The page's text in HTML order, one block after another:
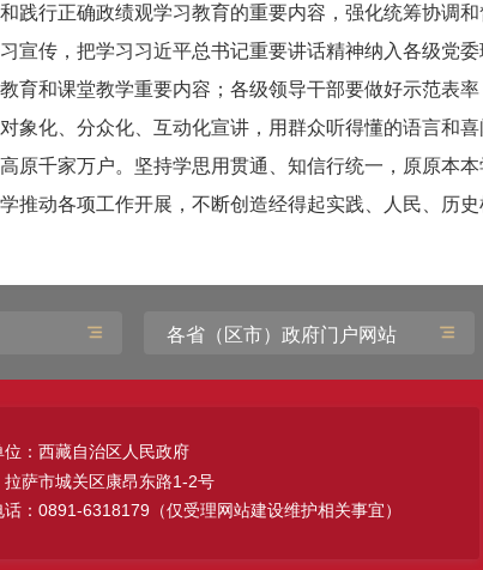
践行正确政绩观学习教育的重要内容，强化统筹协调
宣传，把学习习近平总书记重要讲话精神纳入各级党
育和课堂教学重要内容；各级领导干部要做好示范表率
象化、分众化、互动化宣讲，用群众听得懂的语言和
原千家万户。坚持学思用贯通、知信行统一，原原本
推动各项工作开展，不断创造经得起实践、人民、历史
各省（区市）政府门户网站
位：西藏自治区人民政府
拉萨市城关区康昂东路1-2号
话：0891-6318179（仅受理网站建设维护相关事宜）